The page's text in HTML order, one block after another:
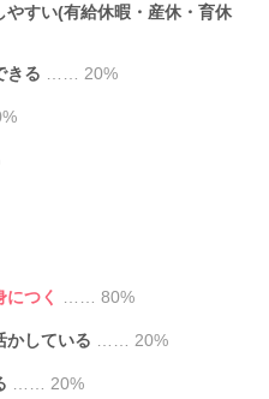
すい(有給休暇・産休・育休
きる …… 20%
つく …… 80%
かしている …… 20%
…… 20%